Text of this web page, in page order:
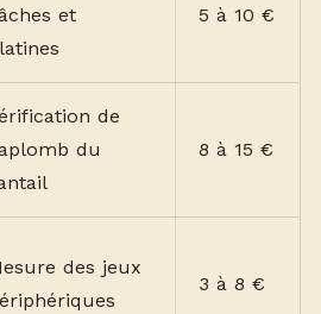
et
5 à 10 €
de
du
8 à 15 €
des jeux
3 à 8 €